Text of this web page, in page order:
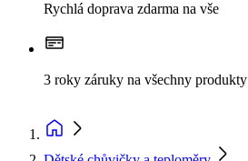
Rychlá doprava zdarma na vše
3 roky záruky na všechny produkty